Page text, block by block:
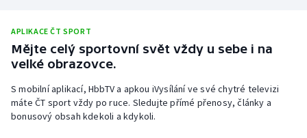
Ragby
Rychlobruslení
Rychlostní kanoistika
Short track
APLIKACE ČT SPORT
Mějte celý sportovní svět vždy u sebe i na
velké obrazovce.
S mobilní aplikací, HbbTV a apkou iVysílání ve své chytré televizi
máte ČT sport vždy po ruce. Sledujte přímé přenosy, články a
bonusový obsah kdekoli a kdykoli.